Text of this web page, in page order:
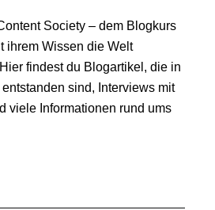
Society – dem Blogkurs
ihrem Wissen die Welt
findest du Blogartikel, die in
sind, Interviews mit
viele Informationen rund ums